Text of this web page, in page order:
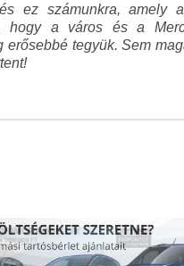
ez számunkra, amely
hogy a város és a
erősebbé tegyük. Sem